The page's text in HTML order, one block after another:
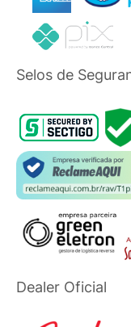
Selos de
Dealer Oficial